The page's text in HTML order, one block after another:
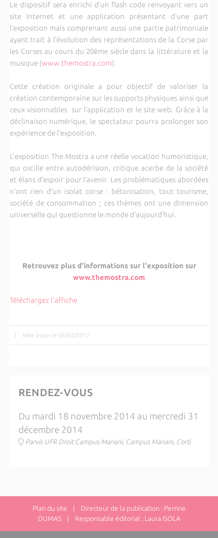
Le dispositif sera enrichi d’un flash code renvoyant vers un
site Internet et une application présentant d’une part
l’exposition mais comprenant aussi une partie patrimoniale
ayant trait à l’évolution des représentations de la Corse par
les Corses au cours du 20ème siècle dans la littérature et la
musique (www.themostra.com).
Cette création originale a pour objectif de valoriser la
création contemporaine sur les supports physiques ainsi que
ceux visionnables sur l’application et le site web. Grâce à la
déclinaison numérique, le spectateur pourra prolonger son
expérience de l’exposition.
L'exposition The Mostra a une réelle vocation humoristique,
qui oscille entre autodérision, critique acerbe de la société
et élans d’espoir pour l’avenir. Les problématiques abordées
n’ont rien d’un isolat corse : bétonisation, tout tourisme,
société de consommation ; ces thèmes ont une dimension
universelle qui questionne le monde d’aujourd’hui.
Retrouvez plus d'informations sur l'exposition sur
www.themostra.com
Téléchargez l'affiche
| Mise à jour le 06/03/2017
RENDEZ-VOUS
Du mardi 18 novembre 2014 au mercredi 31
décembre 2014
Parvis UFR Droit Campus Mariani, Campus Mariani, Corti
Plan du site | Directeur de la publication : Perrine
DUMAS | Responsable éditorial : Laura ISOLA